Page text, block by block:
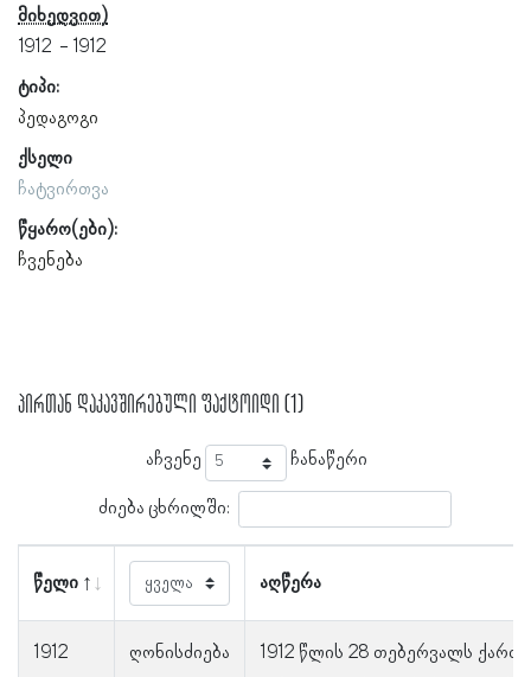
1912
1912
ტიპი:
პედაგოგი
ქსელი
ჩატვირთვა
წყარო(ები):
ჩვენება
პირთან დაკავშირებული ფაქტოიდი (1)
აჩვენე ჩანაწერი
ძიება ცხრილში:
წელი აღწერა
1912 ღონისძიება
1912 წლის 28 თებერვალს